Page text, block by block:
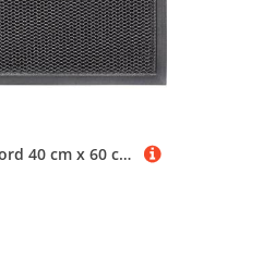
Fußmatte Salford 40 cm x 60 cm Anthrazit Muster-Design